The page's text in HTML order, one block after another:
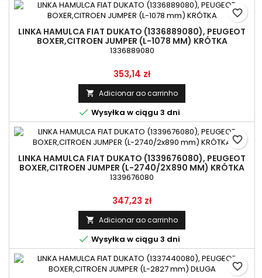
LINKA HAMULCA FIAT DUKATO (1336889080), PEUGEOT
BOXER,CITROEN JUMPER (L-1078 MM) KRÓTKA
1336889080
Preço
353,14 zł
 Adicionar ao carrinho
 Wysyłka w ciągu 3 dni
favorite_border
LINKA HAMULCA FIAT DUKATO (1339676080), PEUGEOT
BOXER,CITROEN JUMPER (L-2740/2X890 MM) KRÓTKA
1339676080
Preço
347,23 zł
 Adicionar ao carrinho
 Wysyłka w ciągu 3 dni
favorite_border
favorite_border